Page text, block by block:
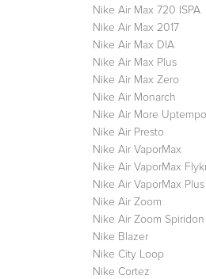
Nike Air Max 720 ISPA
Nike Air Max 2017
Nike Air Max DIA
Nike Air Max Plus
Nike Air Max Zero
Nike Air Monarch
Nike Air More Uptempo
Nike Air Presto
Nike Air VaporMax
Nike Air VaporMax
Nike Air VaporMax Plus
Nike Air Zoom
Nike Air Zoom
Nike Blazer
Nike City Loop
Nike Cortez